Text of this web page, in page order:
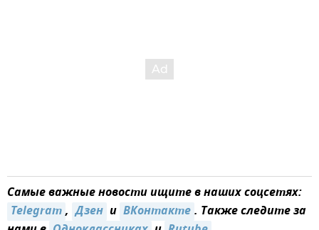
Самые важные новости ищите в наших соцсетях:
Telegram, Дзен и ВКонтакте. Также следите за